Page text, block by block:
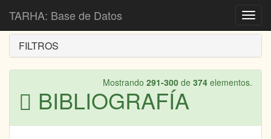
TARHA: Base de Datos
Inicio Bibliografía
FILTROS
Mostrando 291-300 de 374 elementos.
BIBLIOGRAFÍA